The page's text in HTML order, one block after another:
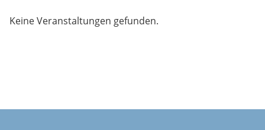
Keine Veranstaltungen gefunden.